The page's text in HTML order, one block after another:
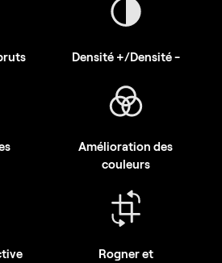
Densité +/Densité -
Amélioration des
couleurs
Rogner et